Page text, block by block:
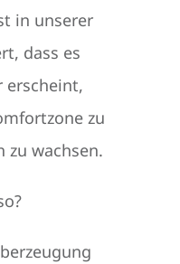
in unserer
dass es
erscheint,
zu
zu wachsen.